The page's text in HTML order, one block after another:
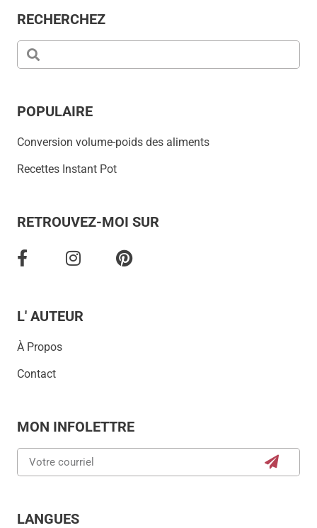
RECHERCHEZ
POPULAIRE
Conversion volume-poids des aliments
Recettes Instant Pot
RETROUVEZ-MOI SUR
L' AUTEUR
À Propos
Contact
MON INFOLETTRE
LANGUES